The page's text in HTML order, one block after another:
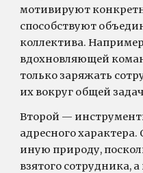
мотивируют
способствуют
коллектива.
вдохновляющей
только заряжать
их вокруг общей
Второй —
адресного
иную природу,
взятого сотрудника,